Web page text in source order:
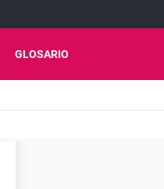
GLOSARIO